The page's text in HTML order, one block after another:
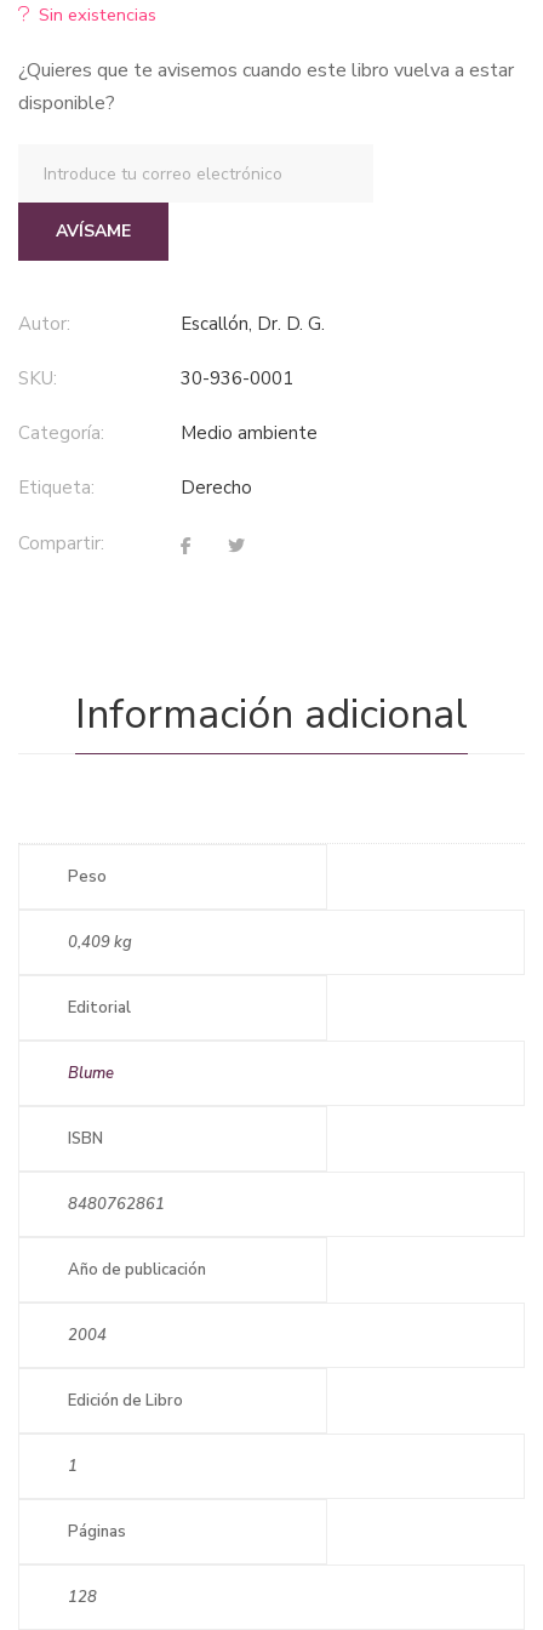
Sin existencias
¿Quieres que te avisemos cuando este libro vuelva a estar
disponible?
AVÍSAME
Autor: Escallón, Dr. D. G.
SKU: 30-936-0001
Categoría: medio ambiente
Etiqueta: derecho
Compartir:
Información adicional
Peso
0,409 kg
Editorial
Blume
ISBN
8480762861
Año de publicación
2004
Edición de Libro
1
Páginas
128